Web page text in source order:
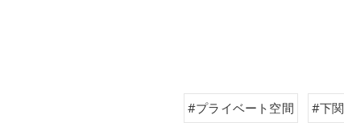
#プライベート空間 #下関